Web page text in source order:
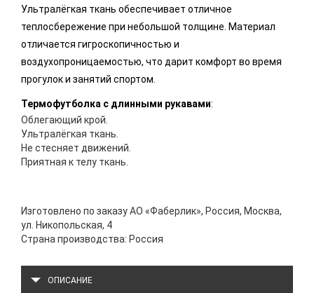
Ультралёгкая ткань обеспечивает отличное
теплосбережение при небольшой толщине. Материал
отличается гигроскопичностью и
воздухопроницаемостью, что дарит комфорт во время
прогулок и занятий спортом.
Термофутболка с длинными рукавами:
Облегающий крой.
Ультралёгкая ткань.
Не стесняет движений.
Приятная к телу ткань.
Изготовлено по заказу АО «Фаберлик», Россия, Москва,
ул. Никопольская, 4
Страна производства: Россия
ОПИСАНИЕ